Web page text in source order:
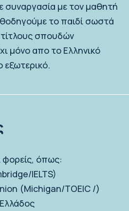
συναργασία με τον μαθητή
το παιδί σωστά
σπουδών
μόνο απο το Ελληνικό
εξωτερικό.
φορείς, όπως:
IELTS)
(Michigan/TOEIC /)